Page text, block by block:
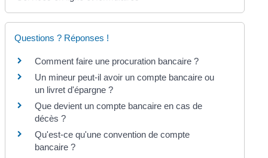
Questions ? Réponses !
Comment faire une procuration bancaire ?
Un mineur peut-il avoir un compte bancaire ou
un livret d'épargne ?
Que devient un compte bancaire en cas de
décès ?
Qu'est-ce qu'une convention de compte
bancaire ?